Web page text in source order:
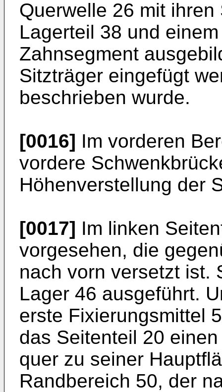
Querwelle 26 mit
Lagerteil 38 und
Zahnsegment
Sitzträger eingefügt
beschrieben wurde.
[0016] Im vorderen
vordere
Höhenverstellung der
[0017] Im linken
vorgesehen, die
nach vorn versetzt ist.
Lager 46 ausgeführt.
erste Fixierungsmittel
das Seitenteil 20
quer zu seiner
Randbereich 50, der